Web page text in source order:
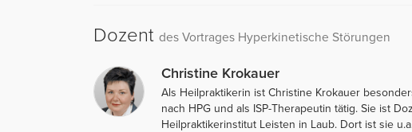
Dozent des Vortrages Hyperkinetische Störungen
Christine Krokauer
Als Heilpraktikerin ist Christine Krokauer
nach HPG und als ISP-Therapeutin tätig. Sie ist
Heilpraktikerinstitut Leisten in Laub. Dort ist sie